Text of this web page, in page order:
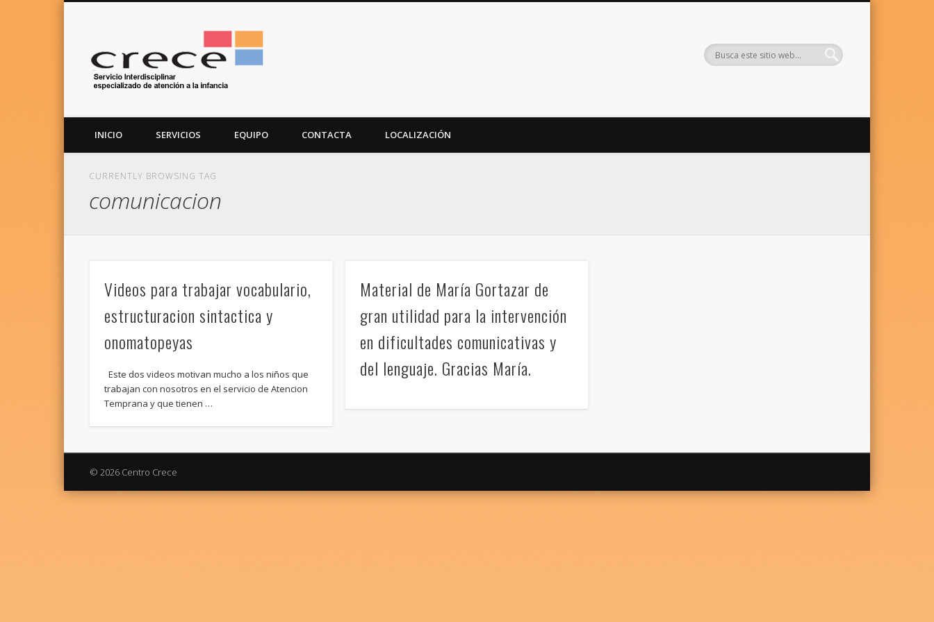
ESPECIALISTAS EN TRASTORNOS DEL ESPECTRO DEL AUTISMO (T.E.A.)
INICIO SERVICIOS EQUIPO CONTACTA LOCALIZACIÓN
CURRENTLY BROWSING TAG
comunicacion
Videos para trabajar vocabulario,
estructuracion sintactica y
onomatopeyas
Este dos videos motivan mucho a los niños que
trabajan con nosotros en el servicio de Atencion
Temprana y que tienen …
Material de María Gortazar de
gran utilidad para la intervención
en dificultades comunicativas y
del lenguaje. Gracias María.
© 2026 Centro Crece